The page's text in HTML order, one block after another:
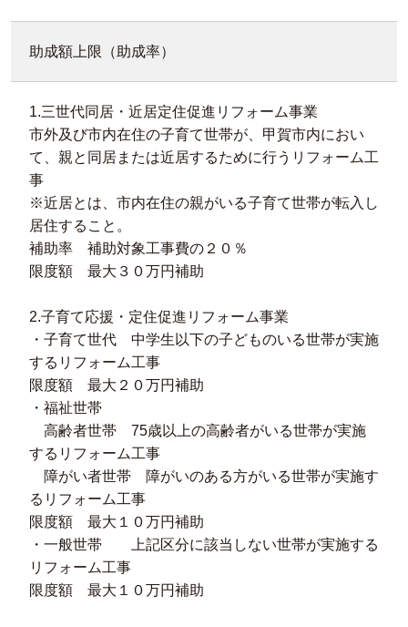
助成額上限（助成率）
1.三世代同居・近居定住促進リフォーム事業
市外及び市内在住の子育て世帯が、甲賀市内におい
て、親と同居または近居するために行うリフォーム工
事
※近居とは、市内在住の親がいる子育て世帯が転入し
居住すること。
補助率 補助対象工事費の２０％
限度額 最大３０万円補助
2.子育て応援・定住促進リフォーム事業
・子育て世代 中学生以下の子どものいる世帯が実施
するリフォーム工事
限度額 最大２０万円補助
・福祉世帯
高齢者世帯 75歳以上の高齢者がいる世帯が実施
するリフォーム工事
障がい者世帯 障がいのある方がいる世帯が実施す
るリフォーム工事
限度額 最大１０万円補助
・一般世帯 上記区分に該当しない世帯が実施する
リフォーム工事
限度額 最大１０万円補助